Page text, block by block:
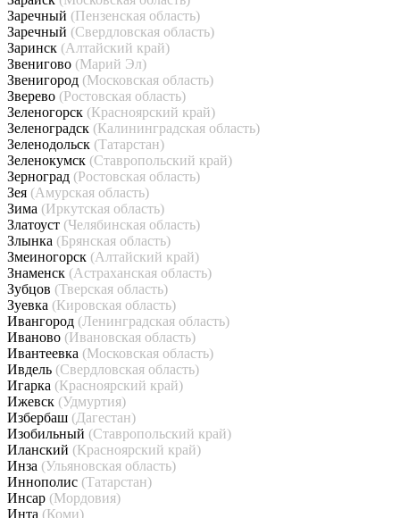
Заречный (Пензенская область)
Заречный (Свердловская область)
Заринск (Алтайский край)
Звенигово (Марий Эл)
Звенигород (Московская область)
Зверево (Ростовская область)
Зеленогорск (Красноярский край)
Зеленоградск (Калининградская область)
Зеленодольск (Татарстан)
Зеленокумск (Ставропольский край)
Зерноград (Ростовская область)
Зея (Амурская область)
Зима (Иркутская область)
Златоуст (Челябинская область)
Злынка (Брянская область)
Змеиногорск (Алтайский край)
Знаменск (Астраханская область)
Зубцов (Тверская область)
Зуевка (Кировская область)
Ивангород (Ленинградская область)
Иваново (Ивановская область)
Ивантеевка (Московская область)
Ивдель (Свердловская область)
Игарка (Красноярский край)
Ижевск (Удмуртия)
Избербаш (Дагестан)
Изобильный (Ставропольский край)
Иланский (Красноярский край)
Инза (Ульяновская область)
Иннополис (Татарстан)
Инсар (Мордовия)
Инта (Коми)